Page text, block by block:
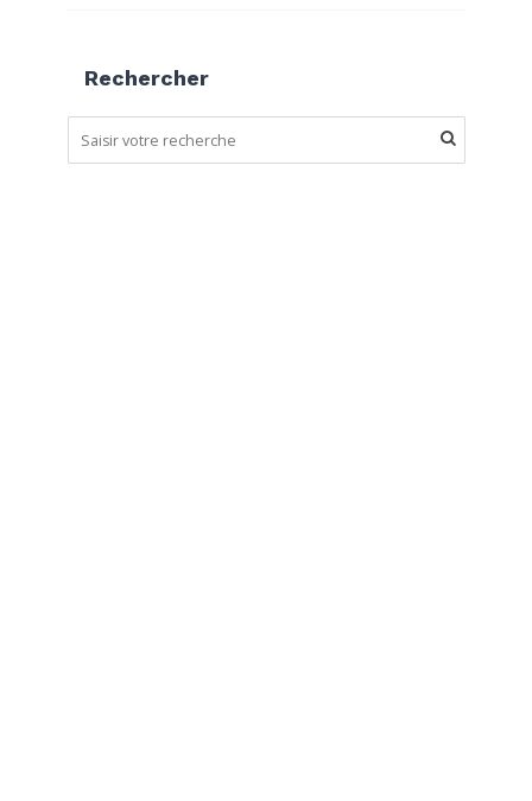
Rechercher